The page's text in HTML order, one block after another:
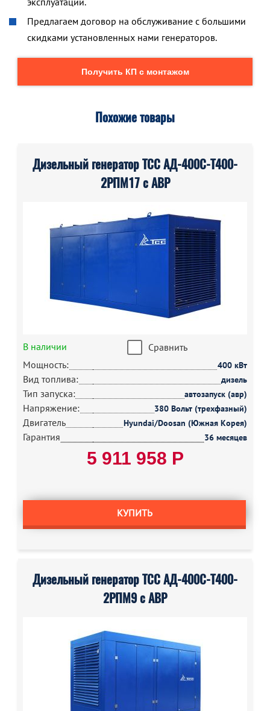
Предлагаем договор на обслуживание с большими
скидками установленных нами генераторов.
Получить КП с монтажом
Похожие товары
Дизельный генератор ТСС АД-400С-Т400-
2РПМ17 с АВР
В наличии
Сравнить
Мощность:
400 кВт
Вид топлива: дизель
Тип запуска: автозапуск (авр)
Напряжение: 380 Вольт (трехфазный)
Двигатель Hyundai/Doosan (Южная Корея)
Гарантия 36 месяцев
5 911 958 Р
КУПИТЬ
Дизельный генератор ТСС АД-400С-Т400-
2РПМ9 с АВР